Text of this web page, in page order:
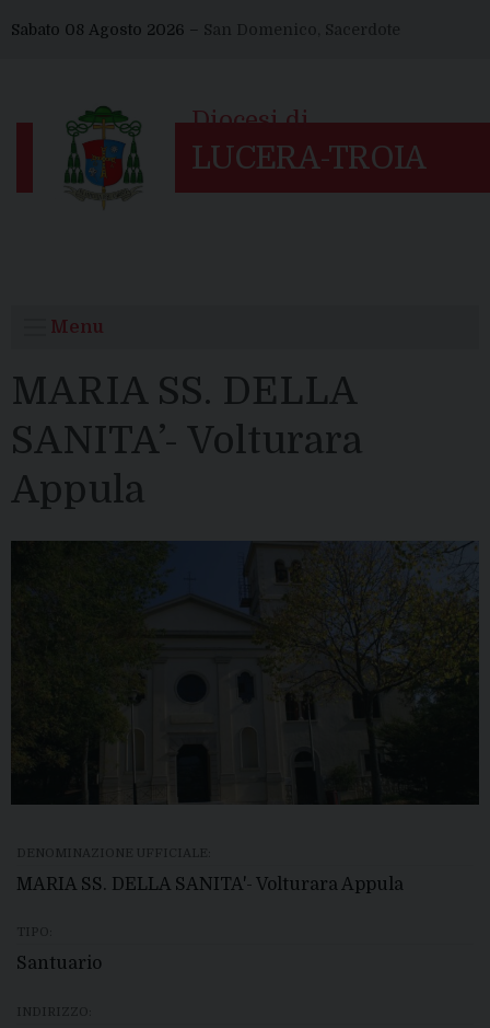
toSabato 08 Agosto 2026 – San Domenico, Sacerdote
Menu
MARIA SS. DELLA
SANITA’- Volturara
Appula
DENOMINAZIONE UFFICIALE:
MARIA SS. DELLA SANITA'- Volturara Appula
TIPO:
Santuario
INDIRIZZO: